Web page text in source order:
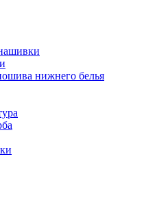
нижнего белья